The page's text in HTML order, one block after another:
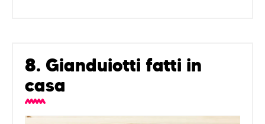
8. Gianduiotti fatti in
casa